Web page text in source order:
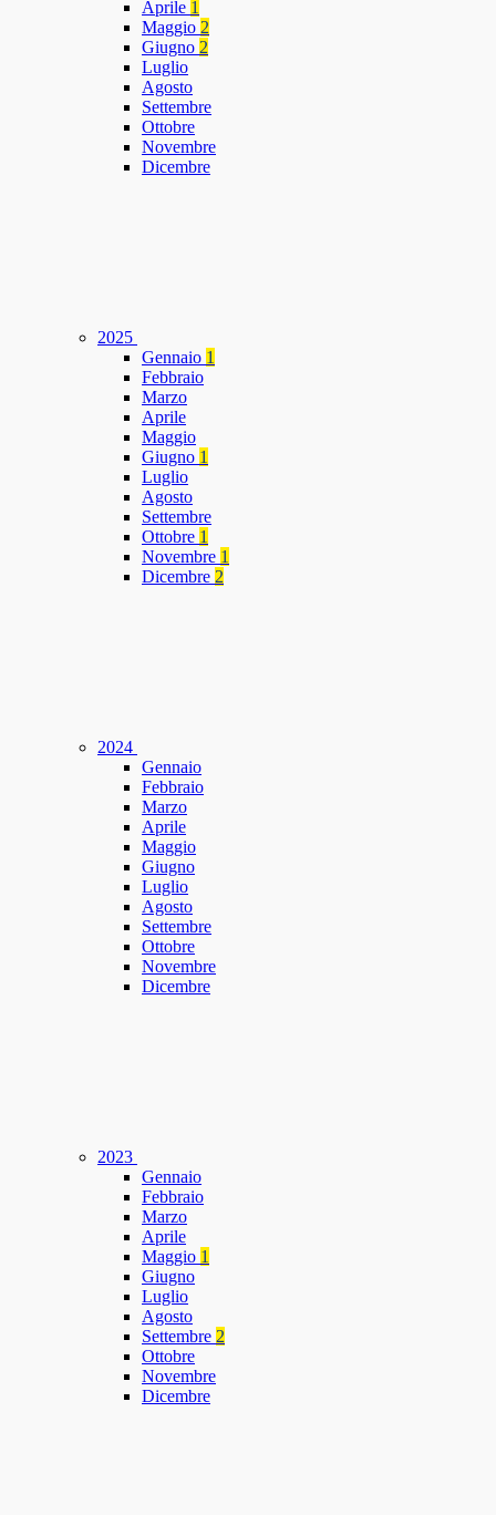
Aprile 1
Maggio 2
Giugno 2
Luglio
Agosto
Settembre
Ottobre
Novembre
Dicembre
2025
Gennaio 1
Febbraio
Marzo
Aprile
Maggio
Giugno 1
Luglio
Agosto
Settembre
Ottobre 1
Novembre 1
Dicembre 2
2024
Gennaio
Febbraio
Marzo
Aprile
Maggio
Giugno
Luglio
Agosto
Settembre
Ottobre
Novembre
Dicembre
2023
Gennaio
Febbraio
Marzo
Aprile
Maggio 1
Giugno
Luglio
Agosto
Settembre 2
Ottobre
Novembre
Dicembre